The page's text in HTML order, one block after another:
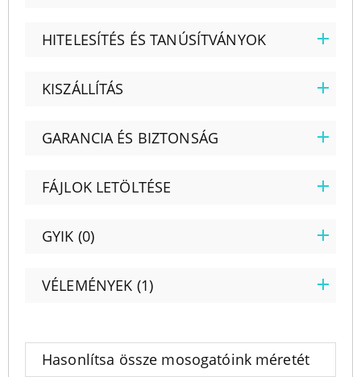
Hasonlítsa össze mosogatóink méretét
HITELESÍTÉS ÉS TANÚSÍTVÁNYOK
KISZÁLLÍTÁS
GARANCIA ÉS BIZTONSÁG
FÁJLOK LETÖLTÉSE
GYIK (0)
VÉLEMÉNYEK (1)